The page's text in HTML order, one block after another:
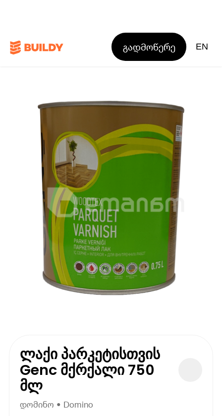
გადმოწერე EN
ლაქი პარკეტისთვის
Genc მქრქალი 750
მლ
დომინო • Domino